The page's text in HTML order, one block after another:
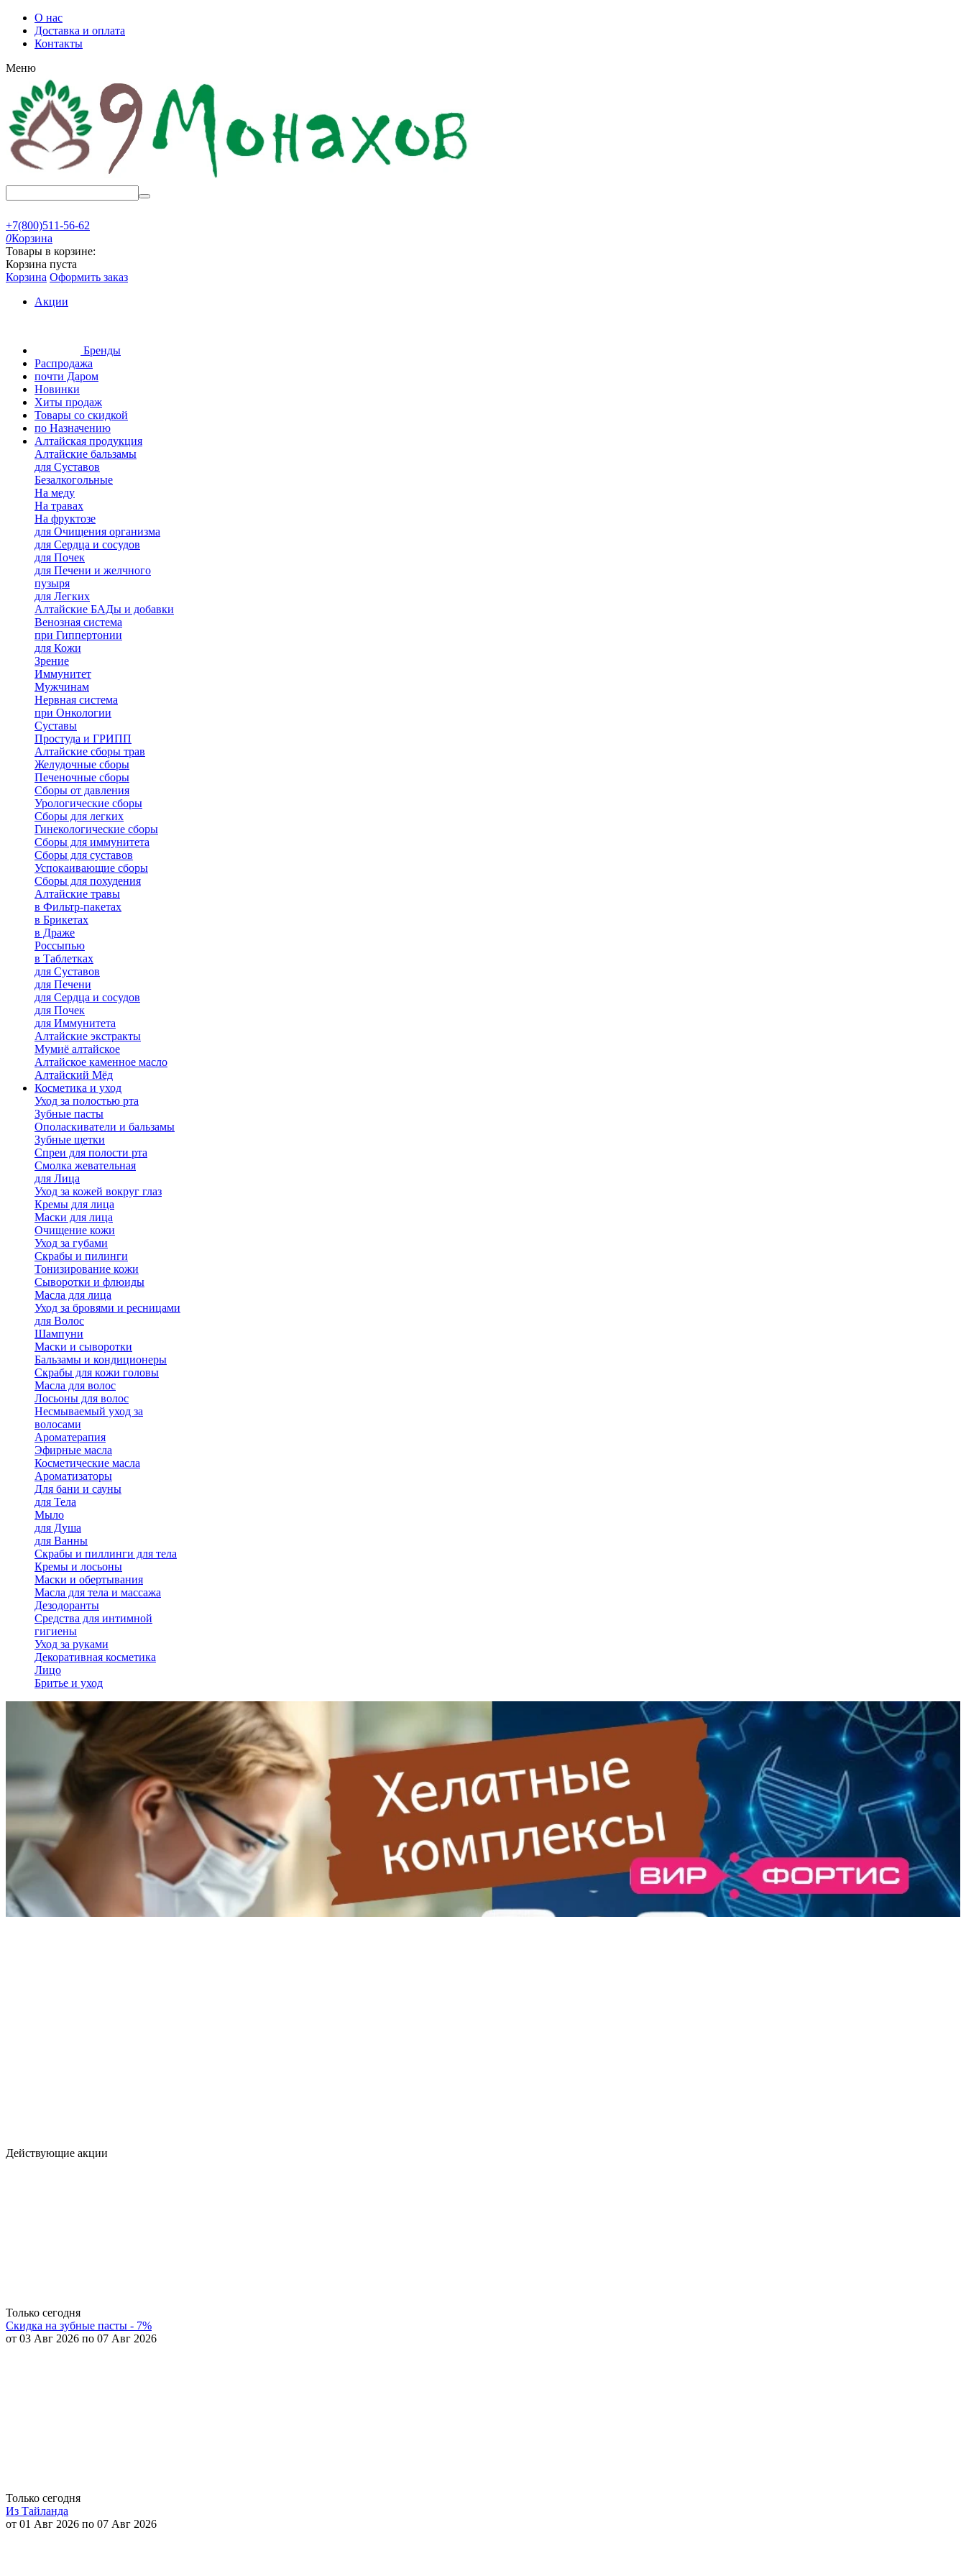
О нас
Доставка и оплата
Контакты
Меню
+7(800)511-56-62
0Корзина
Товары в корзине:
Корзина пуста
Корзина Оформить заказ
Акции
Бренды
Распродажа
почти Даром
Новинки
Хиты продаж
Товары со скидкой
по Назначению
Алтайская продукция
Алтайские бальзамы
для Суставов
Безалкогольные
На меду
На травах
На фруктозе
для Очищения организма
для Сердца и сосудов
для Почек
для Печени и желчного
пузыря
для Легких
Алтайские БАДы и добавки
Венозная система
при Гиппертонии
для Кожи
Зрение
Иммунитет
Мужчинам
Нервная система
при Онкологии
Суставы
Простуда и ГРИПП
Алтайские сборы трав
Желудочные сборы
Печеночные сборы
Сборы от давления
Урологические сборы
Сборы для легких
Гинекологические сборы
Сборы для иммунитета
Сборы для суставов
Успокаивающие сборы
Сборы для похудения
Алтайские травы
в Фильтр-пакетах
в Брикетах
в Драже
Россыпью
в Таблетках
для Cуставов
для Печени
для Сердца и сосудов
для Почек
для Иммунитета
Алтайские экстракты
Мумиё алтайское
Алтайское каменное масло
Алтайский Мёд
Косметика и уход
Уход за полостью рта
Зубные пасты
Ополаскиватели и бальзамы
Зубные щетки
Спреи для полости рта
Смолка жевательная
для Лица
Уход за кожей вокруг глаз
Кремы для лица
Маски для лица
Очищение кожи
Уход за губами
Скрабы и пилинги
Тонизирование кожи
Сыворотки и флюиды
Масла для лица
Уход за бровями и ресницами
для Волос
Шампуни
Маски и сыворотки
Бальзамы и кондиционеры
Скрабы для кожи головы
Масла для волос
Лосьоны для волос
Несмываемый уход за
волосами
Ароматерапия
Эфирные масла
Косметические масла
Ароматизаторы
Для бани и сауны
для Тела
Мыло
для Душа
для Ванны
Скрабы и пиллинги для тела
Кремы и лосьоны
Маски и обертывания
Масла для тела и массажа
Дезодоранты
Средства для интимной
гигиены
Уход за руками
Декоративная косметика
Лицо
Бритье и уход
Действующие акции
Только сегодня
Скидка на зубные пасты - 7%
от 03 Авг 2026 по 07 Авг 2026
Только сегодня
Из Тайланда
от 01 Авг 2026 по 07 Авг 2026